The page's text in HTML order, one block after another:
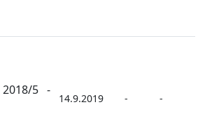
2018/5 -
14.9.2019 - -